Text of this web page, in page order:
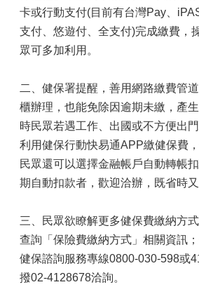
卡或行動支付(目前有台灣Pay、
支付、悠遊付、全支付)完成繳費，
眾可多加利用。
二、健保署提醒，善用網路繳費管
櫃辦理，也能免除因逾期未繳，產
時民眾若遇工作、出國或不方便出
利用健保行動快易通APP繳健保費
民眾還可以選擇金融帳戶自動轉帳
期自動扣款者，歡迎洽辦，既省時又
三、民眾欲瞭解更多健保費繳納方
查詢「保險費繳納方式」相關資訊
健保諮詢服務專線0800-030-598或
撥02-4128678洽詢。